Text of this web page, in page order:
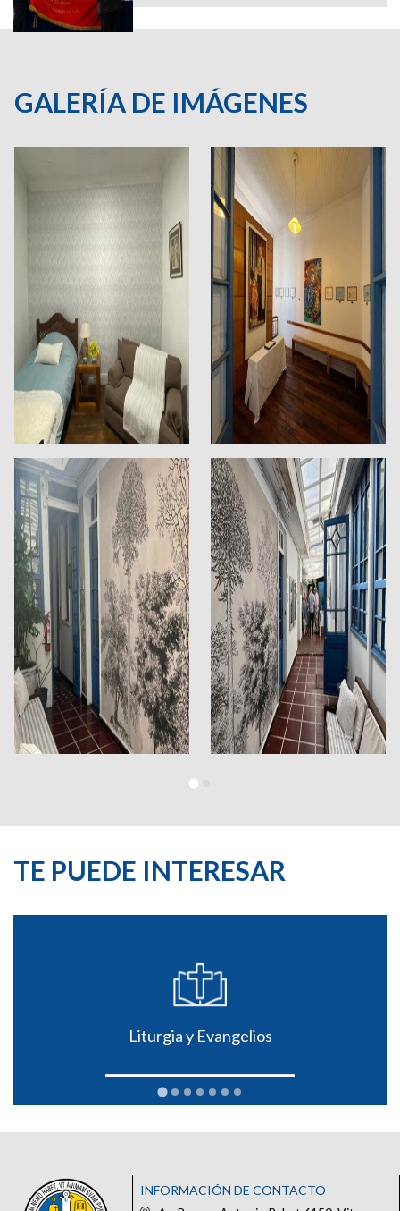
GALERÍA DE IMÁGENES
TE PUEDE INTERESAR
Liturgia y Evangelios
INFORMACIÓN DE CONTACTO